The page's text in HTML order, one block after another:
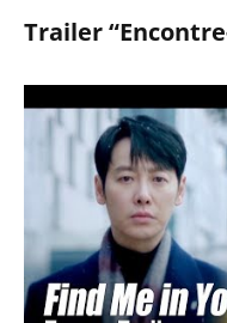
Trailer